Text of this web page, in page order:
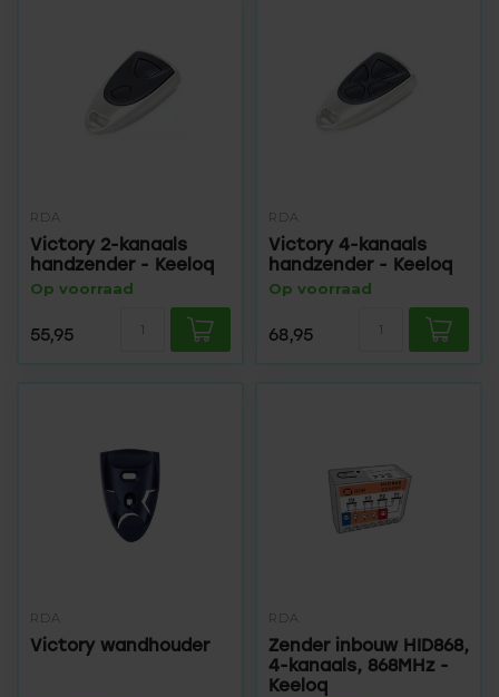
RDA
Victory 2-kanaals
handzender - Keeloq
Op voorraad
55,95
RDA
Victory 4-kanaals
handzender - Keeloq
Op voorraad
68,95
RDA
Victory wandhouder
RDA
Zender inbouw HID868,
4-kanaals, 868MHz -
Keeloq